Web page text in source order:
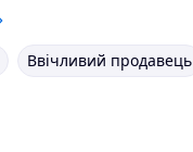
Ввічливий продавець